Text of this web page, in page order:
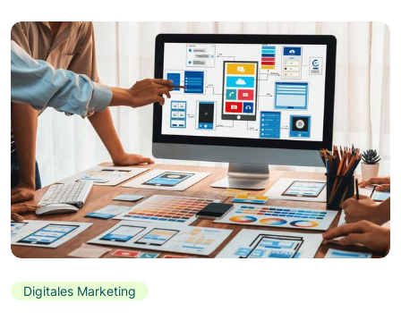
Digitales Marketing